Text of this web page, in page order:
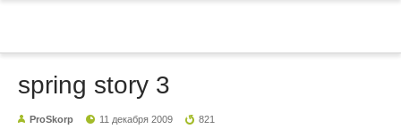
spring story 3
ProSkorp 11 декабря 2009 821